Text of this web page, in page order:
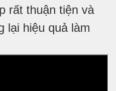
rất thuận tiện và
lại hiệu quả làm